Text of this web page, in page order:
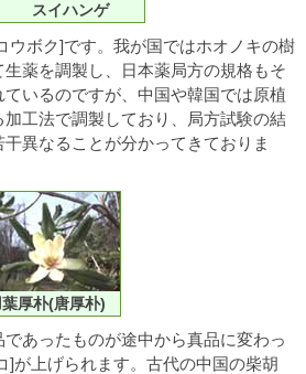
スイハンゲ
ボク]です。我が国ではホオノキの樹
薬を調製し、日本薬局方の規格もそ
いるのですが、中国や韓国では原植
工法で調製しており、局方試験の結
異なることが分かってきておりま
葉厚朴(唐厚朴)
あったものが途中から真品に変わっ
]が上げられます。古代の中国の柴胡